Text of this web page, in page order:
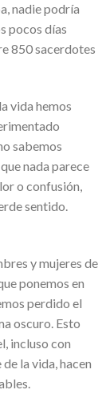
nadie podría
pocos días
850 sacerdotes
vida hemos
sabemos
nada parece
o confusión,
sentido.
y mujeres de
ponemos en
perdido el
oscuro. Esto
incluso con
la vida, hacen